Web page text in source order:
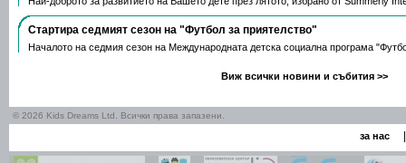
Стартира седмият сезон на "Футбол за приятелство"
Началото на седмия сезон на Международната детска социална програма
Виж всички новини и събития >>
© 2026 Kids Dreams Ltd. Всички права запазени.
за нас